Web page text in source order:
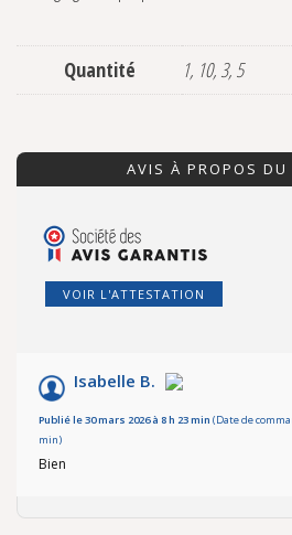
Quantité 1, 10, 3, 5
AVIS À PROPOS DU
VOIR L'ATTESTATION
Isabelle B.
Publié le 30 mars 2026 à 8 h 23 min (Date de
min)
Bien